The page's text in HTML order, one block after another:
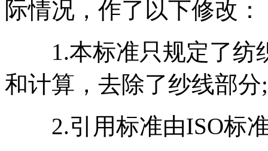
际情况，作了以下修改：
1.本标准只规定了纺
和计算，去除了纱线部分;
2.引用标准由ISO标准